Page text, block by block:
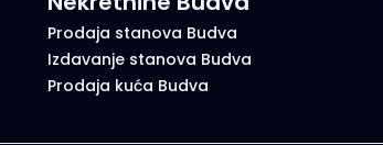
Prodaja stanova Budva
Izdavanje stanova Budva
Prodaja kuća Budva